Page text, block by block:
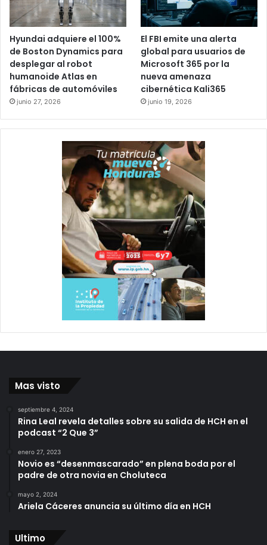
Hyundai adquiere el 100%
de Boston Dynamics para
desplegar al robot
humanoide Atlas en
fábricas de automóviles
junio 27, 2026
El FBI emite una alerta
global para usuarios de
Microsoft 365 por la
nueva amenaza
cibernética Kali365
junio 19, 2026
Mas visto
septiembre 4, 2024
Rina Leal revela detalles sobre su salida de HCH en el
podcast “2 Que 3”
enero 27, 2023
Novio es “desenmascarado” en plena boda por el
padre de otra novia en Choluteca
mayo 2, 2024
Ariela Cáceres anuncia su último día en HCH
Ultimo